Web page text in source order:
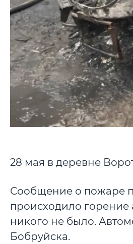
28 мая в деревне
Сообщение о пожаре
происходило горение
никого не было.
Бобруйска.